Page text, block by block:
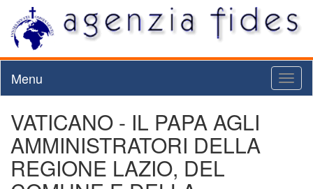
Menu
VATICANO - IL PAPA AGLI
AMMINISTRATORI DELLA
REGIONE LAZIO, DEL